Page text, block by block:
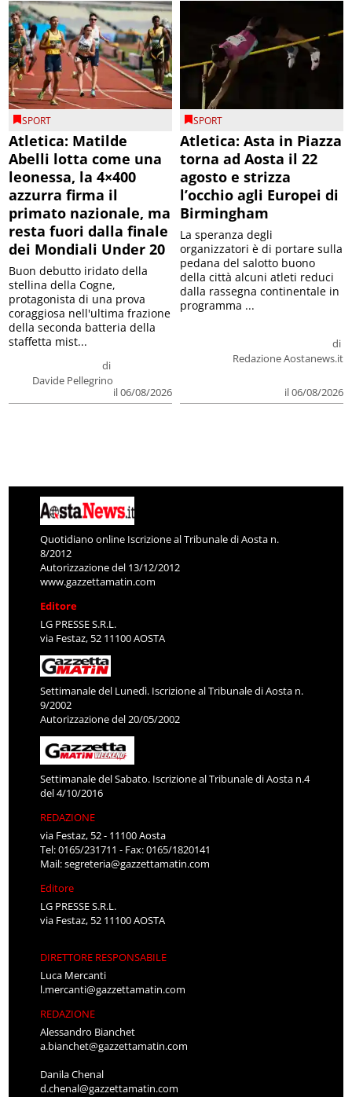
SPORT
Atletica: Matilde
Abelli lotta come una
leonessa, la 4×400
azzurra firma il
primato nazionale, ma
resta fuori dalla finale
dei Mondiali Under 20
di
Davide Pellegrino
il 06/08/2026
Buon debutto iridato della
stellina della Cogne,
protagonista di una prova
coraggiosa nell'ultima frazione
della seconda batteria della
staffetta mist...
SPORT
Atletica: Asta in Piazza
torna ad Aosta il 22
agosto e strizza
l’occhio agli Europei di
Birmingham
di
Redazione Aostanews.it
il 06/08/2026
La speranza degli
organizzatori è di portare sulla
pedana del salotto buono
della città alcuni atleti reduci
dalla rassegna continentale in
programma ...
Quotidiano online Iscrizione al Tribunale di Aosta n.
8/2012
Autorizzazione del 13/12/2012
www.gazzettamatin.com
Editore
LG PRESSE S.R.L.
via Festaz, 52 11100 AOSTA
Settimanale del Lunedì. Iscrizione al Tribunale di Aosta n.
9/2002
Autorizzazione del 20/05/2002
Settimanale del Sabato. Iscrizione al Tribunale di Aosta n.4
del 4/10/2016
REDAZIONE
via Festaz, 52 - 11100 Aosta
Tel: 0165/231711 - Fax: 0165/1820141
Mail:segreteria@gazzettamatin.com
Editore
LG PRESSE S.R.L.
via Festaz, 52 11100 AOSTA
DIRETTORE RESPONSABILE
Luca Mercanti
l.mercanti@gazzettamatin.com
REDAZIONE
Alessandro Bianchet
a.bianchet@gazzettamatin.com
Danila Chenal
d.chenal@gazzettamatin.com